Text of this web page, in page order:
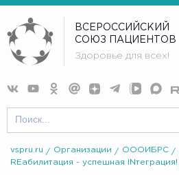
ВСЕРОССИЙСКИЙ
СОЮЗ ПАЦИЕНТОВ
Здоровье для всех!
vspru.ru Организации ОООИБРС
REабилитация - успешная INтеграция!